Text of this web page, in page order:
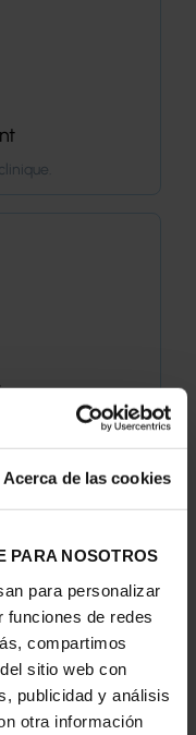
Acerca de las cookies
PARA NOSOTROS
para personalizar
funciones de redes
compartimos
sitio web con
publicidad y análisis
otra información
pour tout traitement
sommes experts